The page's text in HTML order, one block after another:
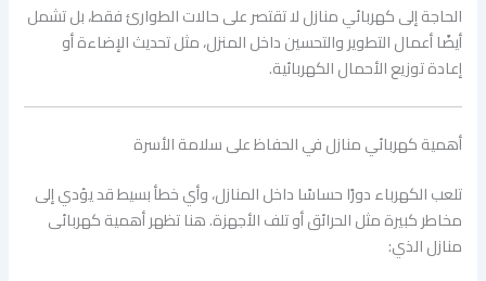
الحاجة إلى كهربائي منازل لا تقتصر على حالات الطوارئ فقط، بل تشمل
أيضًا أعمال التطوير والتحسين داخل المنزل، مثل تحديث الإضاءة أو
إعادة توزيع الأحمال الكهربائية.
أهمية كهربائي منازل في الحفاظ على سلامة الأسرة
تلعب الكهرباء دورًا حساسًا داخل المنازل، وأي خطأ بسيط قد يؤدي إلى
مخاطر كبيرة مثل الحرائق أو تلف الأجهزة. هنا تظهر أهمية كهربائى
منازل الذي: